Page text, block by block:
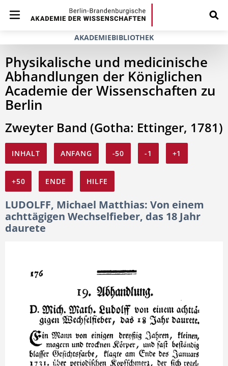
AKADEMIEBIBLIOTHEK
Physikalische und medicinische
Abhandlungen der Königlichen
Academie der Wissenschaften zu
Berlin
Zweyter Band (Gotha: Ettinger, 1781)
INHALT ANFANG -50 -1 +1
+50 ENDE HILFE
LUDOLFF, Michael Matthias: Von einem
achttägigen Wechselfieber, das 18 Jahr
daurete